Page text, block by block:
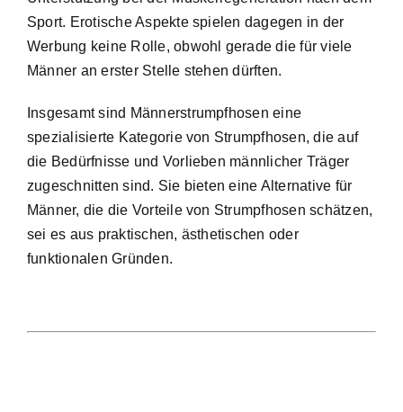
Sport. Erotische Aspekte spielen dagegen in der
Werbung keine Rolle, obwohl gerade die für viele
Männer an erster Stelle stehen dürften.
Insgesamt sind Männerstrumpfhosen eine
spezialisierte Kategorie von Strumpfhosen, die auf
die Bedürfnisse und Vorlieben männlicher Träger
zugeschnitten sind. Sie bieten eine Alternative für
Männer, die die Vorteile von Strumpfhosen schätzen,
sei es aus praktischen, ästhetischen oder
funktionalen Gründen.